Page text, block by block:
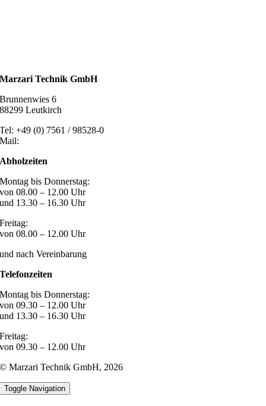
Marzari Technik GmbH
Brunnenwies 6
88299 Leutkirch
Tel: +49 (0) 7561 / 98528-0
Mail:
Abholzeiten
Montag bis Donnerstag:
von 08.00 – 12.00 Uhr
und 13.30 – 16.30 Uhr
Freitag:
von 08.00 – 12.00 Uhr
und nach Vereinbarung
Telefonzeiten
Montag bis Donnerstag:
von 09.30 – 12.00 Uhr
und 13.30 – 16.30 Uhr
Freitag:
von 09.30 – 12.00 Uhr
© Marzari Technik GmbH,2026
Toggle Navigation